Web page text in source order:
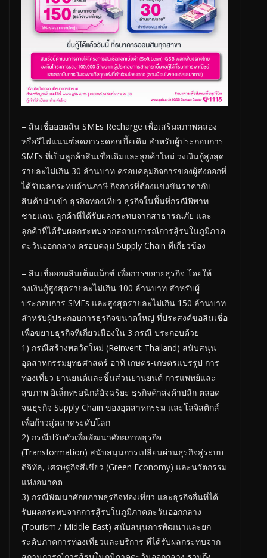
– สินเชื่อออมสิน SMEs Recharge เพื่อเสริมสภาพคล่อง
หรือรีไฟแนนซ์ลดภาระดอกเบี้ยเดิม สำหรับผู้ประกอบการ
SMEs ที่เป็นลูกค้าสินเชื่อเดิมและลูกค้าใหม่ วงเงินกู้สูงสุด
รายละไม่เกิน 30 ล้านบาท ครอบคลุมกิจการของผู้ส่งออกที่
ได้รับผลกระทบด้านภาษี กิจการที่ต้องแข่งขันราคากับ
สินค้านำเข้า ธุรกิจท่องเที่ยว ธุรกิจในพื้นที่กรณีพิพาท
ชายแดน ลูกค้าที่ได้รับผลกระทบจากสาธารณภัย และ
ลูกค้าที่ได้รับผลกระทบจากสถานการณ์การสู้รบในภูมิภาค
ตะวันออกกลาง ครอบคลุม Supply Chain ที่เกี่ยวข้อง
– สินเชื่อออมสินเต็มแม็กซ์ เพื่อการขยายธุรกิจ โดยให้
วงเงินกู้สูงสุดรายละไม่เกิน 100 ล้านบาท สำหรับผู้
ประกอบการ SMEs และสูงสุดรายละไม่เกิน 150 ล้านบาท
สำหรับผู้ประกอบการธุรกิจขนาดใหญ่ ที่ประสงค์ขอสินเชื่อ
เพื่อขยายธุรกิจที่เกี่ยวเนื่องใน 3 กรณี ประกอบด้วย
1) กรณีสร้างพลวัตใหม่ (Reinvent Thailand) สนับสนุน
อุตสาหกรรมยุทธศาสตร์ อาทิ เกษตร-เกษตรแปรรูป การ
ท่องเที่ยว ยานยนต์และชิ้นส่วนยานยนต์ การแพทย์และ
สุขภาพ อิเล็กทรอนิกส์อัจฉริยะ ธุรกิจค้าส่งค้าปลีก ตลอด
จนธุรกิจ Supply Chain ของอุตสาหกรรม และโลจิสติกส์
เพื่อก้าวสู่ตลาดระดับโลก
2) กรณีปรับตัวเพื่อพัฒนาศักยภาพธุรกิจ
(Transformation) สนับสนุนการเปลี่ยนผ่านธุรกิจสู่ระบบ
ดิจิทัล, เศรษฐกิจสีเขียว (Green Economy) และนวัตกรรม
แห่งอนาคต
3) กรณีพัฒนาศักยภาพธุรกิจท่องเที่ยว และธุรกิจอื่นที่ได้
รับผลกระทบจากการสู้รบในภูมิภาคตะวันออกกลาง
(Tourism / Middle East) สนับสนุนการพัฒนาและยก
ระดับภาคการท่องเที่ยวและบริการ ที่ได้รับผลกระทบจาก